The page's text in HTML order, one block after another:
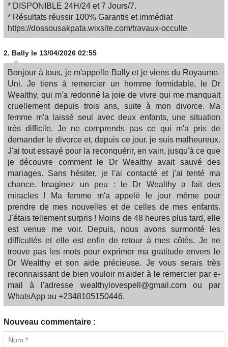
* DISPONIBLE 24H/24 et 7 Jours/7.
* Résultats réussir 100% Garantis et immédiat
https://dossousakpata.wixsite.com/travaux-occulte
2. Bally le 13/04/2026 02:55
Bonjour à tous, je m'appelle Bally et je viens du Royaume-
Uni. Je tiens à remercier un homme formidable, le Dr
Wealthy, qui m'a redonné la joie de vivre qui me manquait
cruellement depuis trois ans, suite à mon divorce. Ma
femme m'a laissé seul avec deux enfants, une situation
très difficile. Je ne comprends pas ce qui m'a pris de
demander le divorce et, depuis ce jour, je suis malheureux.
J'ai tout essayé pour la reconquérir, en vain, jusqu'à ce que
je découvre comment le Dr Wealthy avait sauvé des
mariages. Sans hésiter, je l'ai contacté et j'ai tenté ma
chance. Imaginez un peu : le Dr Wealthy a fait des
miracles ! Ma femme m'a appelé le jour même pour
prendre de mes nouvelles et de celles de mes enfants.
J'étais tellement surpris ! Moins de 48 heures plus tard, elle
est venue me voir. Depuis, nous avons surmonté les
difficultés et elle est enfin de retour à mes côtés. Je ne
trouve pas les mots pour exprimer ma gratitude envers le
Dr Wealthy et son aide précieuse. Je vous serais très
reconnaissant de bien vouloir m'aider à le remercier par e-
mail à l'adresse wealthylovespell@gmail.com ou par
WhatsApp au +2348105150446.
Nouveau commentaire :